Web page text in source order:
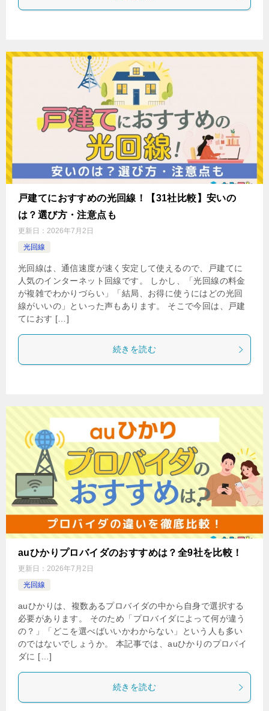
戸建てにおすすめの光回線！【31社比較】安いの
は？選び方・注意点も
更新日： 2026年7月2日
光回線
光回線は、通信速度が速く安定して使えるので、戸建てに
人気のインターネット回線です。 しかし、「光回線の料金
が複雑でわかりづらい」「結局、お得に使うにはどの光回
線がいいの」といった声もあります。 そこで今回は、戸建
てにおす […]
続きを読む
auひかりプロバイダのおすすめは？全9社を比較！
更新日： 2026年7月2日
光回線
auひかりは、複数あるプロバイダの中から自身で選択する
必要があります。 そのため「プロバイダによって何が違う
の？」「どこを選べばいいかわからない」という人も多い
のではないでしょうか。 本記事では、auひかりのプロバイ
ダに […]
続きを読む